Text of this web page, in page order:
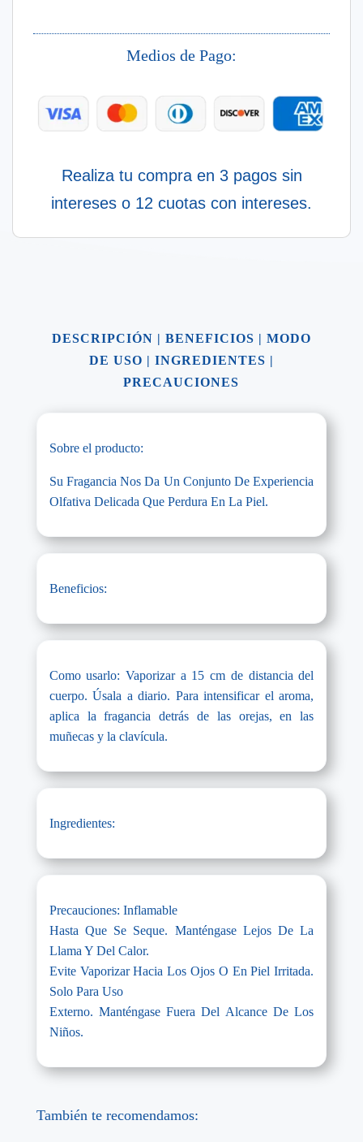
Ml
cantidad
Medios de Pago:
Realiza tu compra en 3 pagos sin
intereses o 12 cuotas con intereses.
DESCRIPCIÓN | BENEFICIOS | MODO
DE USO | INGREDIENTES |
PRECAUCIONES
Sobre el producto:
Su Fragancia Nos Da Un Conjunto De Experiencia
Olfativa Delicada Que Perdura En La Piel.
Beneficios:
Como usarlo: Vaporizar a 15 cm de distancia del
cuerpo. Úsala a diario. Para intensificar el aroma,
aplica la fragancia detrás de las orejas, en las
muñecas y la clavícula.
Ingredientes:
Precauciones: Inflamable
Hasta Que Se Seque. Manténgase Lejos De La
Llama Y Del Calor.
Evite Vaporizar Hacia Los Ojos O En Piel Irritada.
Solo Para Uso
Externo. Manténgase Fuera Del Alcance De Los
Niños.
También te recomendamos: